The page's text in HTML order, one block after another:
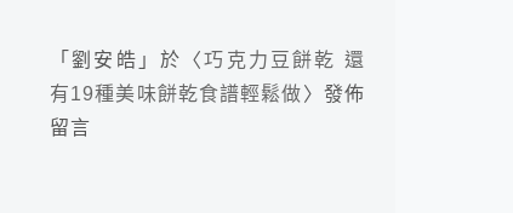
「劉安皓 」於〈巧克力豆餅乾 還
有19種美味餅乾食譜輕鬆做〉發佈
留言